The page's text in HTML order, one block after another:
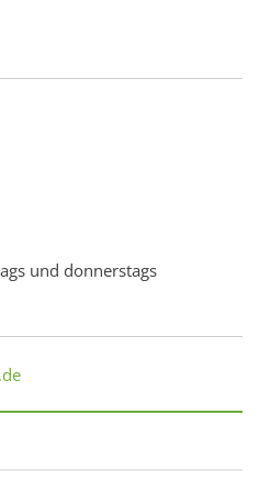
und donnerstags